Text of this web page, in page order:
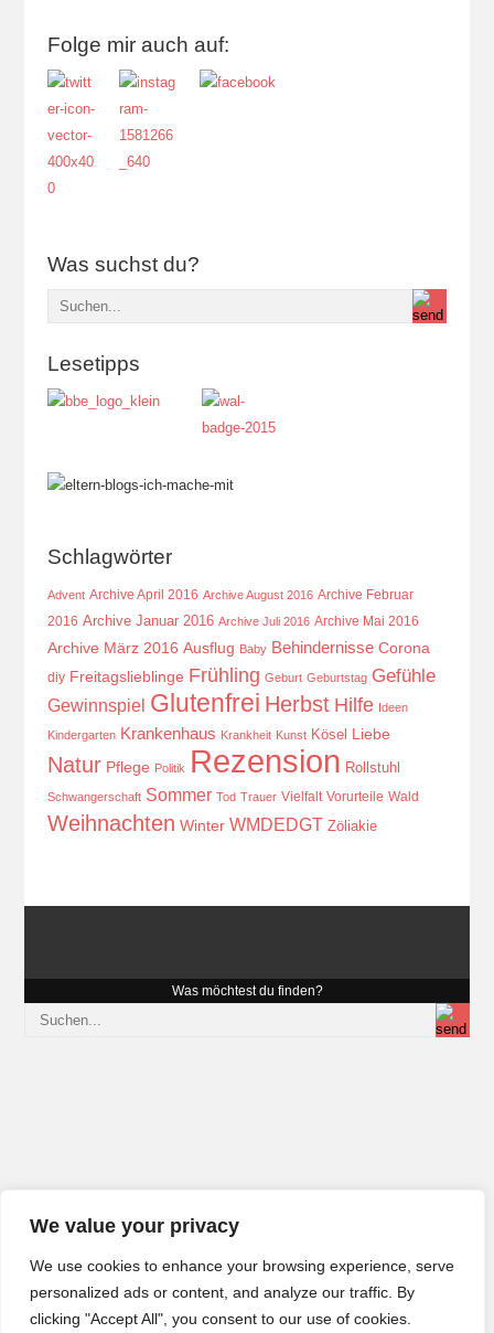
We value your privacy
We use cookies to enhance your browsing experience, serve
personalized ads or content, and analyze our traffic. By
clicking "Accept All", you consent to our use of cookies.
Folge mir auch auf:
Was suchst du?
Lesetipps
Schlagwörter
Advent Archive April 2016 Archive August 2016 Archive Februar
2016 Archive Januar 2016 Archive Juli 2016 Archive Mai 2016
Archive März 2016 Ausflug Baby Behindernisse Corona
diy Freitagslieblinge Frühling Geburt Geburtstag Gefühle
Gewinnspiel Glutenfrei Herbst Hilfe Ideen
Kindergarten Krankenhaus Krankheit Kunst Kösel Liebe
Natur Pflege Politik Rezension Rollstuhl
Schwangerschaft Sommer Tod Trauer Vielfalt Vorurteile Wald
Weihnachten Winter WMDEDGT Zöliakie
Was möchtest du finden?